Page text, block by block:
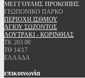
ΜΕΓΓΟΥΛΗΣ ΠΡΟΚΟΠΗΣ
ΓΕΩΠΟΝΙΚΟ ΠΑΡΚΟ
ΠΕΡΙΟΧΗ ΙΣΘΜΟΥ
ΑΓΙΟΥ ΣΩΖΟΝΤΟΣ
ΛΟΥΤΡΑΚΙ - ΚΟΡΙΝΘΙΑΣ
ΤΚ 203 00
ΤΘ 14/17
ΕΛΛΑΔΑ
επικοινωνία